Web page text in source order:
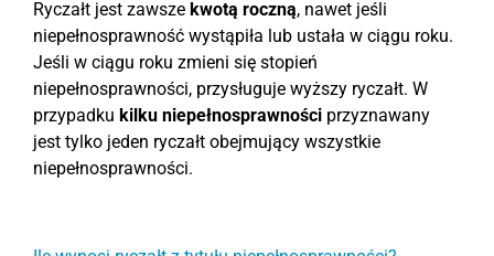
Ryczałt jest zawsze kwotą roczną, nawet jeśli
niepełnosprawność wystąpiła lub ustała w ciągu roku.
Jeśli w ciągu roku zmieni się stopień
niepełnosprawności, przysługuje wyższy ryczałt. W
przypadku kilku niepełnosprawności przyznawany
jest tylko jeden ryczałt obejmujący wszystkie
niepełnosprawności.